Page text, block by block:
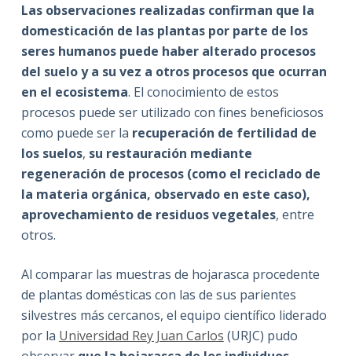
Las observaciones realizadas confirman que la
domesticación de las plantas por parte de los
seres humanos puede haber alterado procesos
del suelo y a su vez a otros procesos que ocurran
en el ecosistema. El conocimiento de estos
procesos puede ser utilizado con fines beneficiosos
como puede ser la recuperación de fertilidad de
los suelos, su restauración mediante
regeneración de procesos (como el reciclado de
la materia orgánica, observado en este caso),
aprovechamiento de residuos vegetales, entre
otros.
Al comparar las muestras de hojarasca procedente
de plantas domésticas con las de sus parientes
silvestres más cercanos, el equipo científico liderado
por la Universidad Rey Juan Carlos (URJC) pudo